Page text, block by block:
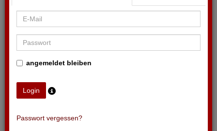
angemeldet bleiben
Passwort vergessen?